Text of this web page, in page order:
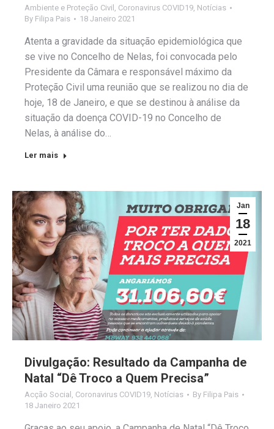
Ambiente e Proteção Civil , Coronavirus COVID19, Notícias
By Filipa Pais 18 Janeiro 2021
Atenta a gravidade da situação epidemiológica que
se vive no Concelho de Nelas, foi convocada pelo
Presidente da Câmara e responsável máximo da
Proteção Civil uma reunião que se realizou no dia de
hoje, 18 de Janeiro, e que se destinou à análise da
situação da doença COVID-19 no Concelho de
Nelas, à análise do…
Ler mais
Jan
18
2021
Divulgação: Resultado da Campanha de
Natal “Dê Troco a Quem Precisa”
Acção Social , Coronavirus COVID19, Notícias By Filipa Pais
18 Janeiro 2021